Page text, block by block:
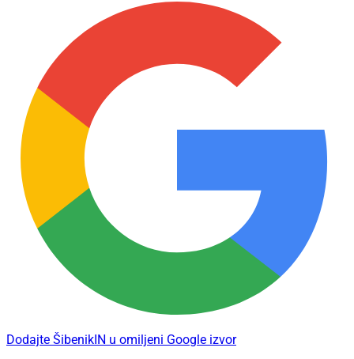
Dodajte ŠibenikIN u omiljeni Google izvor